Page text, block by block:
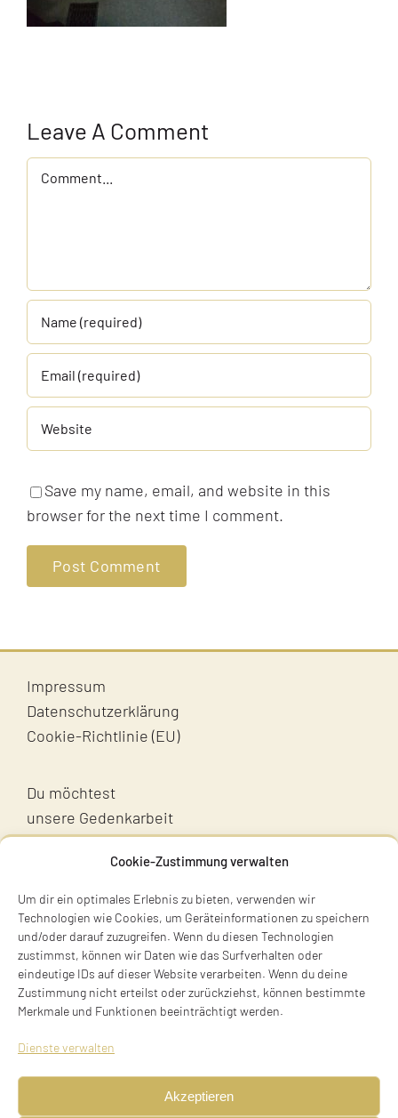
Cookie-Zustimmung verwalten
Um dir ein optimales Erlebnis zu bieten, verwenden wir
Technologien wie Cookies, um Geräteinformationen zu speichern
und/oder darauf zuzugreifen. Wenn du diesen Technologien
zustimmst, können wir Daten wie das Surfverhalten oder
eindeutige IDs auf dieser Website verarbeiten. Wenn du deine
Zustimmung nicht erteilst oder zurückziehst, können bestimmte
Merkmale und Funktionen beeinträchtigt werden.
Dienste verwalten
Akzeptieren
Leave A Comment
Comment
Save my name, email, and website in this
browser for the next time I comment.
Impressum
Datenschutzerklärung
Cookie-Richtlinie (EU)
Du möchtest
unsere Gedenkarbeit
unterstützen?
Unterstütz uns!
Terry Swartzberg